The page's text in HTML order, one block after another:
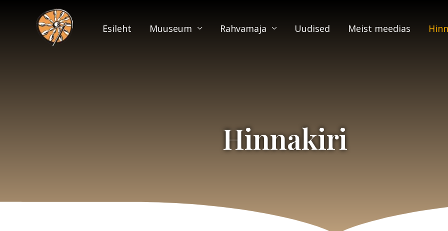
Esileht Muuseum Rahvamaja Uudised Meist meedias
Hinnakiri